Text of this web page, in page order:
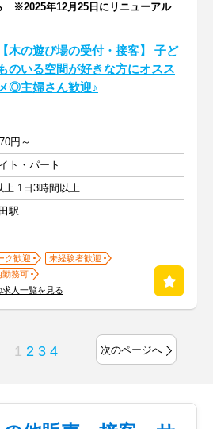
※2025年12月25日にリニューアル
【木の遊び場の受付・接客】 子ど
のいる空間が好きな方にオスス
メ◎主婦さん歓迎♪
円～
ト・パート
上 1日3時間以上
駅
ク歓迎
未経験者歓迎
勤務可
人一覧を見る
1 2 3 4 次のページへ